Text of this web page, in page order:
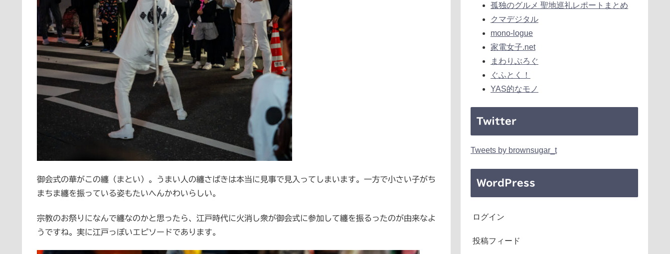
御会式の華がこの纏（まとい）。うまい人の纏さばきは本当に見事で見入ってしまいます。一方で小さい子がち
まちま纏を振っている姿もたいへんかわいらしい。
宗教のお祭りになんで纏なのかと思ったら、江戸時代に火消し衆が御会式に参加して纏を振るったのが由来なよ
うですね。実に江戸っぽいエピソードであります。
孤独のグルメ 聖地巡礼レポートまとめ
クマデジタル
mono-logue
家電女子.net
まわりぶろぐ
ぐふとく！
YAS的なモノ
Twitter
Tweets by brownsugar_t
WordPress
ログイン
投稿フィード